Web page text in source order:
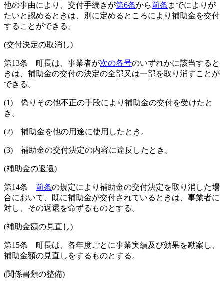
他の事由により、交付手続きが第6条から前条 までによりが
たいと認めるときは、別に定めるところにより補助金を交付
することができる。
(交付決定の取消し)
第13条 町長は、事業者が次の各号のいずれかに該当すると
きは、補助金の交付の決定の全部又は一部を取り消すことが
できる。
(1)
偽りその他不正の手段により補助金の交付を受けたと
き。
(2) 補助金を他の用途に使用したとき。
(3) 補助金の交付決定の内容に違反したとき。
(補助金の返還)
第14条 前条の規定により補助金の交付決定を取り消した場
合において、既に補助金が交付されているときは、事業者に
対し、その返還を命ずるものとする。
(補助金額の見直し)
第15条
町長は、各年度ごとに事業実績及び効果を勘案し、
補助金額の見直しをするものとする。
(関係書類の整備)